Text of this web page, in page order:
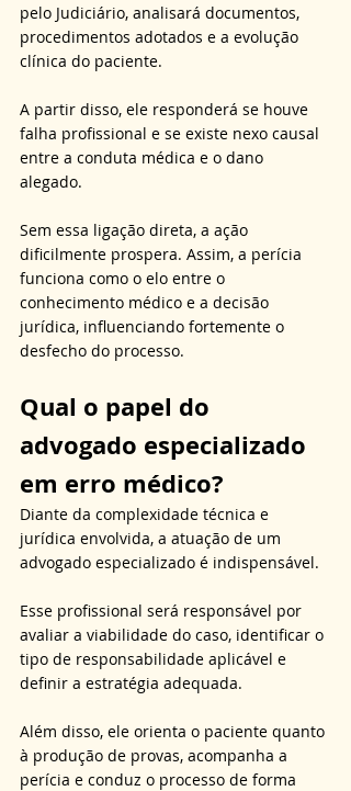
pelo Judiciário, analisará documentos,
procedimentos adotados e a evolução
clínica do paciente.
A partir disso, ele responderá se houve
falha profissional e se existe nexo causal
entre a conduta médica e o dano
alegado.
Sem essa ligação direta, a ação
dificilmente prospera. Assim, a perícia
funciona como o elo entre o
conhecimento médico e a decisão
jurídica, influenciando fortemente o
desfecho do processo.
Qual o papel do
advogado especializado
em erro médico?
Diante da complexidade técnica e
jurídica envolvida, a atuação de um
advogado especializado é indispensável.
Esse profissional será responsável por
avaliar a viabilidade do caso, identificar o
tipo de responsabilidade aplicável e
definir a estratégia adequada.
Além disso, ele orienta o paciente quanto
à produção de provas, acompanha a
perícia e conduz o processo de forma